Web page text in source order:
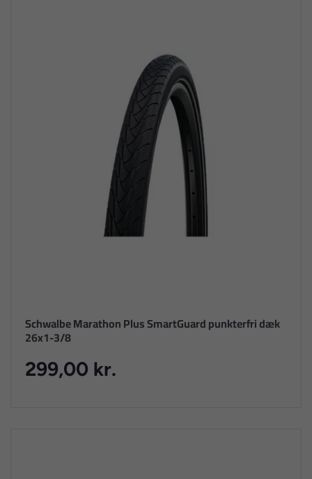
Schwalbe Marathon Plus SmartGuard punkterfri dæk
26x1-3/8
299,00 kr.